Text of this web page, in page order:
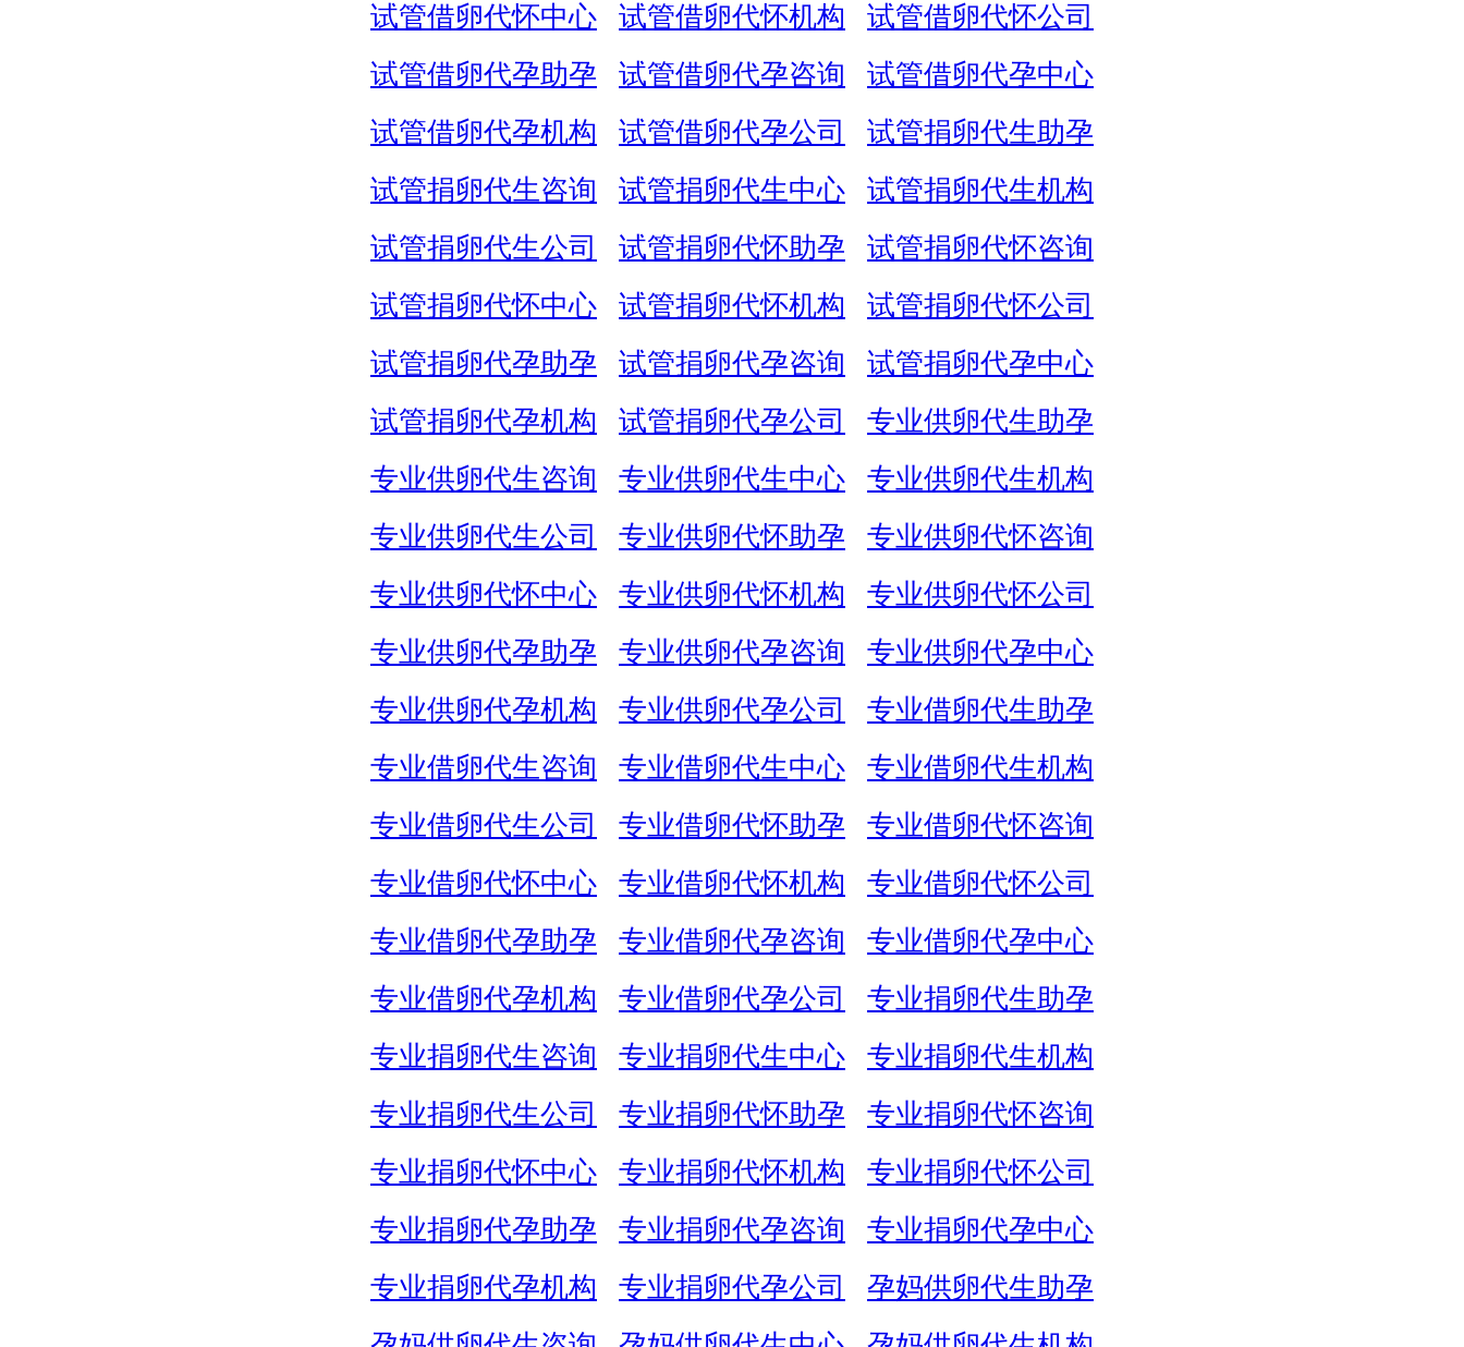
试管借卵代怀中心
试管借卵代怀机构
试管借卵代怀公司
试管借卵代孕助孕
试管借卵代孕咨询
试管借卵代孕中心
试管借卵代孕机构
试管借卵代孕公司
试管捐卵代生助孕
试管捐卵代生咨询
试管捐卵代生中心
试管捐卵代生机构
试管捐卵代生公司
试管捐卵代怀助孕
试管捐卵代怀咨询
试管捐卵代怀中心
试管捐卵代怀机构
试管捐卵代怀公司
试管捐卵代孕助孕
试管捐卵代孕咨询
试管捐卵代孕中心
试管捐卵代孕机构
试管捐卵代孕公司
专业供卵代生助孕
专业供卵代生咨询
专业供卵代生中心
专业供卵代生机构
专业供卵代生公司
专业供卵代怀助孕
专业供卵代怀咨询
专业供卵代怀中心
专业供卵代怀机构
专业供卵代怀公司
专业供卵代孕助孕
专业供卵代孕咨询
专业供卵代孕中心
专业供卵代孕机构
专业供卵代孕公司
专业借卵代生助孕
专业借卵代生咨询
专业借卵代生中心
专业借卵代生机构
专业借卵代生公司
专业借卵代怀助孕
专业借卵代怀咨询
专业借卵代怀中心
专业借卵代怀机构
专业借卵代怀公司
专业借卵代孕助孕
专业借卵代孕咨询
专业借卵代孕中心
专业借卵代孕机构
专业借卵代孕公司
专业捐卵代生助孕
专业捐卵代生咨询
专业捐卵代生中心
专业捐卵代生机构
专业捐卵代生公司
专业捐卵代怀助孕
专业捐卵代怀咨询
专业捐卵代怀中心
专业捐卵代怀机构
专业捐卵代怀公司
专业捐卵代孕助孕
专业捐卵代孕咨询
专业捐卵代孕中心
专业捐卵代孕机构
专业捐卵代孕公司
孕妈供卵代生助孕